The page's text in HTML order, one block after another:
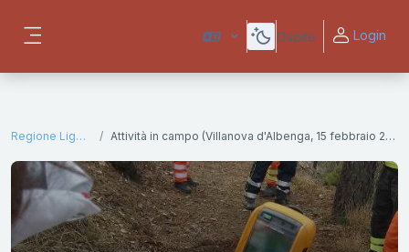
Ospite Login
Regione Liguria Attività in campo (Villanova d'Albenga, 15 febbraio 2020)